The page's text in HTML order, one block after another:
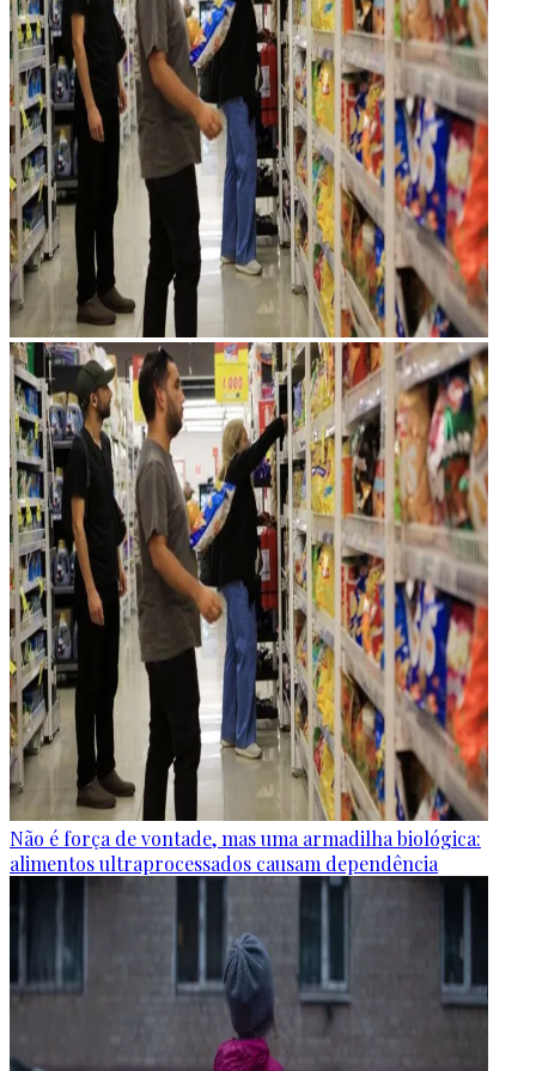
Não é força de vontade, mas uma armadilha biológica:
alimentos ultraprocessados causam dependência